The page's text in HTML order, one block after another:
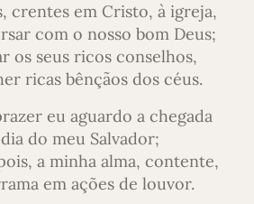
crentes em Cristo, à igreja,
com o nosso bom Deus;
os seus ricos conselhos,
ricas bênçãos dos céus.
eu aguardo a chegada
do meu Salvador;
a minha alma, contente,
em ações de louvor.